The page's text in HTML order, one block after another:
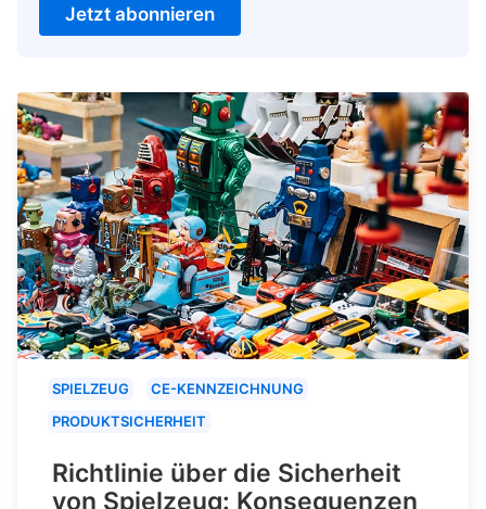
Jetzt abonnieren
SPIELZEUG
CE-KENNZEICHNUNG
PRODUKTSICHERHEIT
Richtlinie über die Sicherheit
von Spielzeug: Konsequenzen